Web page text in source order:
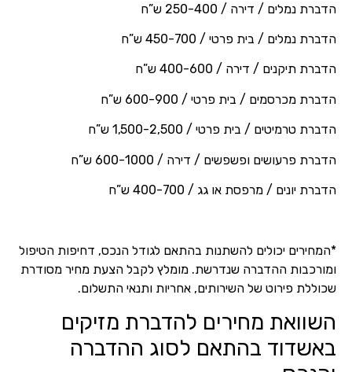
הדברת נמלים / דירה / 250-400 ש”ח
הדברת נמלים / בית פרטי / 450-700 ש”ח
הדברת תיקנים / דירה / 400-600 ש”ח
הדברת מכרסמים / בית פרטי / 600-900 ש”ח
הדברת טרמיטים / בית פרטי / 1,500-2,500 ש”ח
הדברת פרעושים ופשפשים / דירה / 600-1000 ש”ח
הדברת יונים / מרפסת או גג / 400-700 ש”ח
*המחירים יכולים להשתנות בהתאם לגודל הנכס, דחיפות הטיפול
ומורכבות ההדברה שנדרשת. מומלץ לקבל הצעת מחיר מסודרת
שכוללת פירוט של השירותים, אחריות ותנאי התשלום.
השוואת מחירים להדברת מזיקים
באשדוד בהתאם לסוג ההדברה